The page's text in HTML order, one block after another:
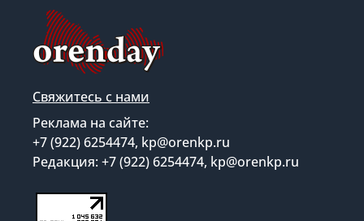
Свяжитесь с нами
Реклама на сайте:
+7 (922) 6254474, kp@orenkp.ru
Редакция: +7 (922) 6254474, kp@orenkp.ru